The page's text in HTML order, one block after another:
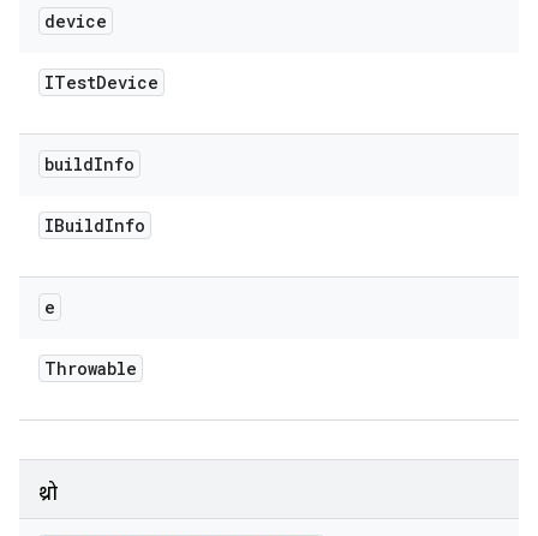
device
ITestDevice
buildInfo
IBuildInfo
e
Throwable
थ्रो